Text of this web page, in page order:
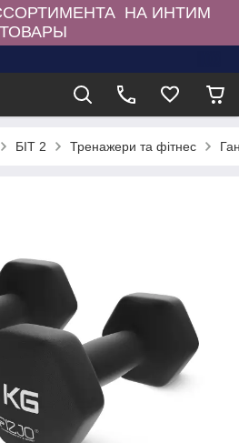
НА ИНТИМ
ТОВАРЫ
БІТ 2 Тренажери та фітнес